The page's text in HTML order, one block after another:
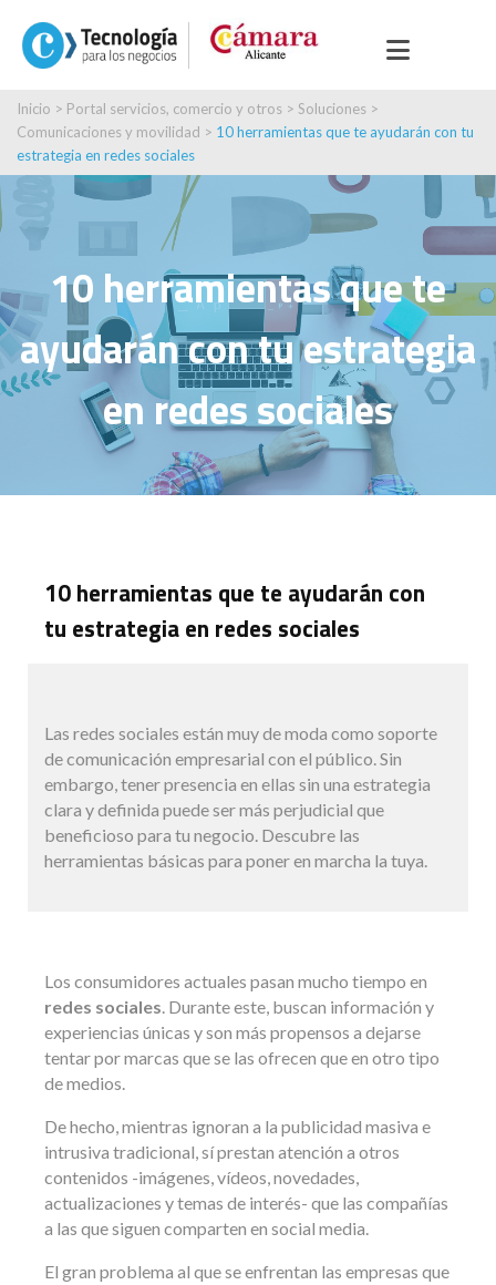
Inicio > Portal servicios, comercio y otros > Soluciones >
Comunicaciones y movilidad > 10 herramientas que te ayudarán con tu
estrategia en redes sociales
10 herramientas que te
ayudarán con tu estrategia
en redes sociales
10 herramientas que te ayudarán con
tu estrategia en redes sociales
Las redes sociales están muy de moda como soporte
de comunicación empresarial con el público. Sin
embargo, tener presencia en ellas sin una estrategia
clara y definida puede ser más perjudicial que
beneficioso para tu negocio. Descubre las
herramientas básicas para poner en marcha la tuya.
Los consumidores actuales pasan mucho tiempo en
redes sociales. Durante este, buscan información y
experiencias únicas y son más propensos a dejarse
tentar por marcas que se las ofrecen que en otro tipo
de medios.
De hecho, mientras ignoran a la publicidad masiva e
intrusiva tradicional, sí prestan atención a otros
contenidos -imágenes, vídeos, novedades,
actualizaciones y temas de interés- que las compañías
a las que siguen comparten en social media.
El gran problema al que se enfrentan las empresas que